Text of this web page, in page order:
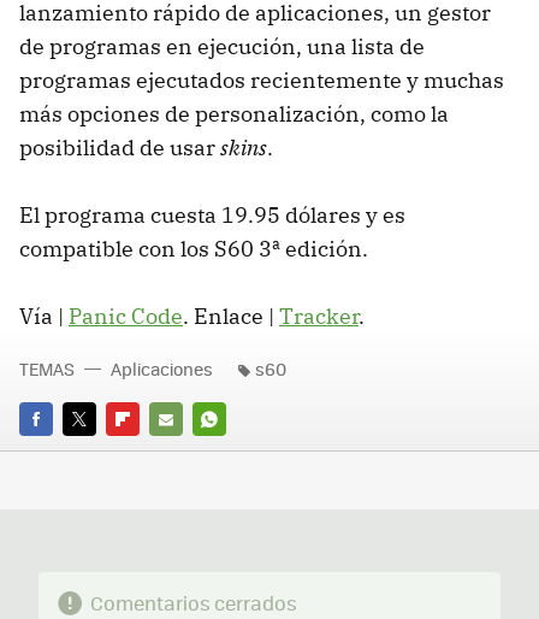
lanzamiento rápido de aplicaciones, un gestor
de programas en ejecución, una lista de
programas ejecutados recientemente y muchas
más opciones de personalización, como la
posibilidad de usarskins.
El programa cuesta 19.95 dólares y es
compatible con los S60 3ª edición.
Vía | Panic Code. Enlace | Tracker.
FACEBOOK
TWITTERFLIPBOARD
E-
WHATSAPP
TEMAS Aplicaciones s60
Comentarios cerrados